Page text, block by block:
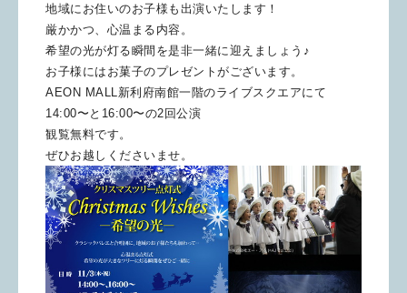
地域にお住いのお子様も出演いたします！
厳かかつ、心温まる内容。
希望の光が灯る瞬間を是非一緒に迎えましょう♪
お子様にはお菓子のプレゼントがございます。
AEON MALL新利府南館一階のライブスクエアにて
14:00〜 と16:00〜の2回公演
観覧無料です。
ぜひお越しくださいませ。